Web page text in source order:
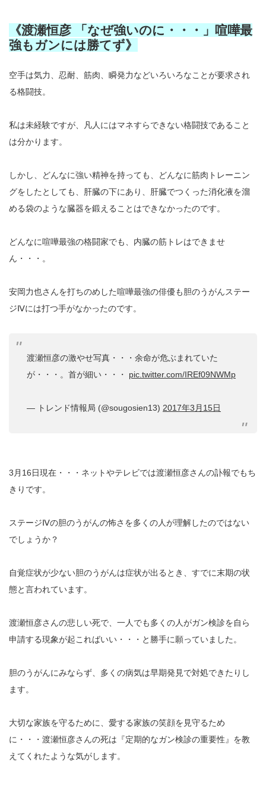
《渡瀬恒彦 「なぜ強いのに・・・」喧嘩最
強もガンには勝てず》
空手は気力、忍耐、筋肉、瞬発力などいろいろなことが要求され
る格闘技。
私は未経験ですが、凡人にはマネすらできない格闘技であること
は分かります。
しかし、どんなに強い精神を持っても、どんなに筋肉トレーニン
グをしたとしても、肝臓の下にあり、肝臓でつくった消化液を溜
める袋のような臓器を鍛えることはできなかったのです。
どんなに喧嘩最強の格闘家でも、内臓の筋トレはできませ
ん・・・。
安岡力也さんを打ちのめした喧嘩最強の俳優も胆のうがんステー
ジⅣには打つ手がなかったのです。
渡瀬恒彦の激やせ写真・・・余命が危ぶまれていた
が・・・。首が細い・・・ pic.twitter.com/IREf09NWMp
— トレンド情報局 (@sougosien13) 2017年3月15日
3月16日現在・・・ネットやテレビでは渡瀬恒彦さんの訃報でもち
きりです。
ステージⅣの胆のうがんの怖さを多くの人が理解したのではない
でしょうか？
自覚症状が少ない胆のうがんは症状が出るとき、すでに末期の状
態と言われています。
渡瀬恒彦さんの悲しい死で、一人でも多くの人がガン検診を自ら
申請する現象が起こればいい・・・と勝手に願っていました。
胆のうがんにみならず、多くの病気は早期発見で対処できたりし
ます。
大切な家族を守るために、愛する家族の笑顔を見守るため
に・・・渡瀬恒彦さんの死は『定期的なガン検診の重要性』を教
えてくれたような気がします。